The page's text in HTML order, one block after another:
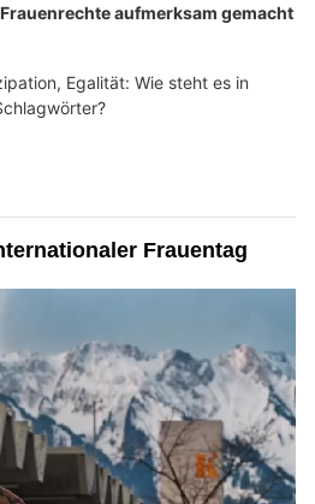
aufmerksam gemacht
Egalität: Wie steht es in
Frauentag